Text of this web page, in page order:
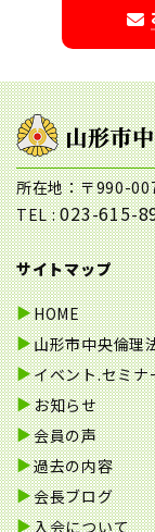
所在地：〒990-
TEL :023-615-
サイトマップ
HOME
山形市中央倫理
イベント.セミナ
お知らせ
会員の声
過去の内容
会長ブログ
入会について